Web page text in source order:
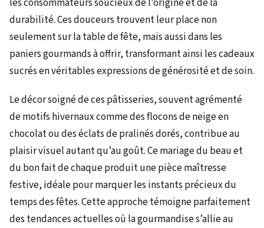
les consommateurs soucieux de l’origine et de la
durabilité. Ces douceurs trouvent leur place non
seulement sur la table de fête, mais aussi dans les
paniers gourmands à offrir, transformant ainsi les cadeaux
sucrés en véritables expressions de générosité et de soin.
Le décor soigné de ces pâtisseries, souvent agrémenté
de motifs hivernaux comme des flocons de neige en
chocolat ou des éclats de pralinés dorés, contribue au
plaisir visuel autant qu’au goût. Ce mariage du beau et
du bon fait de chaque produit une pièce maîtresse
festive, idéale pour marquer les instants précieux du
temps des fêtes. Cette approche témoigne parfaitement
des tendances actuelles où la gourmandise s’allie au